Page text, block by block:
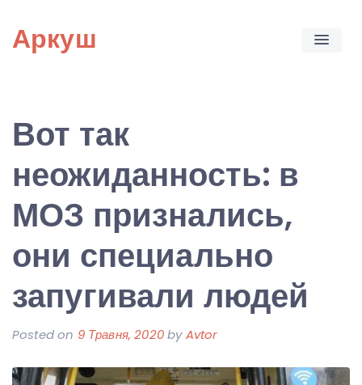
content
Аркуш
Вот так
неожиданность: в
МОЗ признались,
они специально
запугивали людей
Posted on 9 Травня, 2020byAvtor